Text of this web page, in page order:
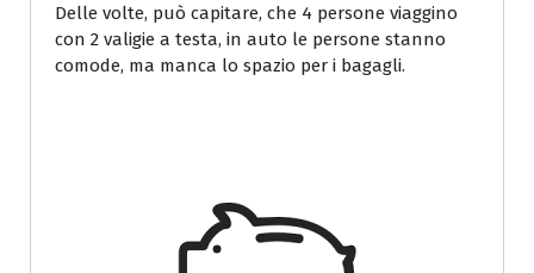
Delle volte, può capitare, che 4 persone viaggino
con 2 valigie a testa, in auto le persone stanno
comode, ma manca lo spazio per i bagagli.